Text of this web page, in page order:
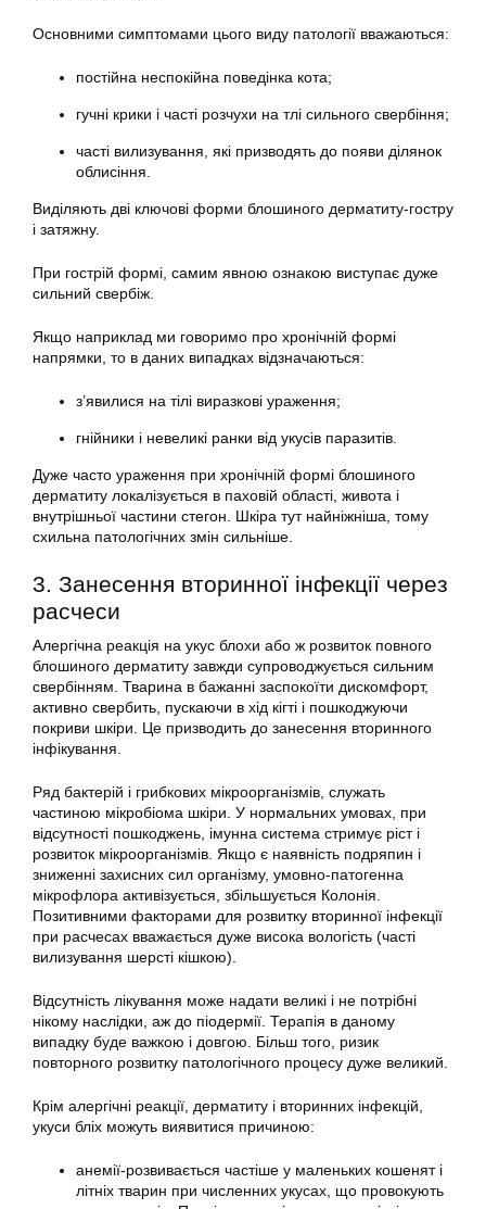
Основними симптомами цього виду патології вважаються:
постійна неспокійна поведінка кота;
гучні крики і часті розчухи на тлі сильного свербіння;
часті вилизування, які призводять до появи ділянок
облисіння.
Виділяють дві ключові форми блошиного дерматиту-гостру
і затяжну.
При гострій формі, самим явною ознакою виступає дуже
сильний свербіж.
Якщо наприклад ми говоримо про хронічній формі
напрямки, то в даних випадках відзначаються:
з’явилися на тілі виразкові ураження;
гнійники і невеликі ранки від укусів паразитів.
Дуже часто ураження при хронічній формі блошиного
дерматиту локалізується в паховій області, живота і
внутрішньої частини стегон. Шкіра тут найніжніша, тому
схильна патологічних змін сильніше.
3. Занесення вторинної інфекції через
расчеси
Алергічна реакція на укус блохи або ж розвиток повного
блошиного дерматиту завжди супроводжується сильним
свербінням. Тварина в бажанні заспокоїти дискомфорт,
активно свербить, пускаючи в хід кігті і пошкоджуючи
покриви шкіри. Це призводить до занесення вторинного
інфікування.
Ряд бактерій і грибкових мікроорганізмів, служать
частиною мікробіома шкіри. У нормальних умовах, при
відсутності пошкоджень, імунна система стримує ріст і
розвиток мікроорганізмів. Якщо є наявність подряпин і
зниженні захисних сил організму, умовно-патогенна
мікрофлора активізується, збільшується Колонія.
Позитивними факторами для розвитку вторинної інфекції
при расчесах вважається дуже висока вологість (часті
вилизування шерсті кішкою).
Відсутність лікування може надати великі і не потрібні
нікому наслідки, аж до піодермії. Терапія в даному
випадку буде важкою і довгою. Більш того, ризик
повторного розвитку патологічного процесу дуже великий.
Крім алергічні реакції, дерматиту і вторинних інфекцій,
укуси бліх можуть виявитися причиною:
анемії-розвивається частіше у маленьких кошенят і
літніх тварин при численних укусах, що провокують